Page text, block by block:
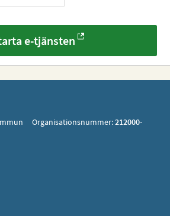
e-tjänsten
Organisationsnummer:212000-